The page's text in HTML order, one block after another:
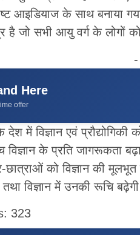
आइडियाज के साथ बनाया
जो सभी आयु वर्ग के लोगों
Here
offer
देश में विज्ञान एवं
विज्ञान के प्रति जागरूकता
को विज्ञान की मूलभूत
तथा विज्ञान में उनकी रूचि
323